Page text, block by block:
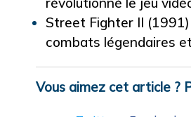
Street Fighter II
combats légendaires
Vous aimez cet article ?